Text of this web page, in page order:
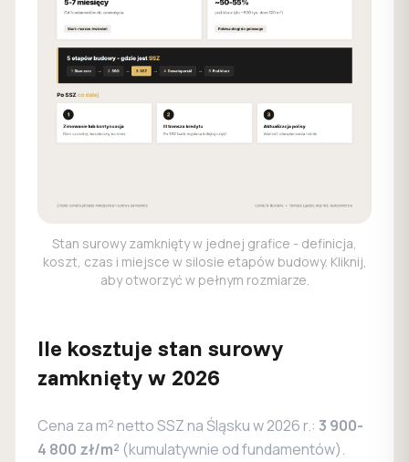
Stan surowy zamknięty w jednej grafice - definicja,
koszt, czas i miejsce w silosie etapów budowy. Kliknij,
aby otworzyć w pełnym rozmiarze.
Ile kosztuje stan surowy
zamknięty w 2026
Cena za m² netto SSZ na Śląsku w 2026 r.: 3 900-
4 800 zł/m² (kumulatywnie od fundamentów).